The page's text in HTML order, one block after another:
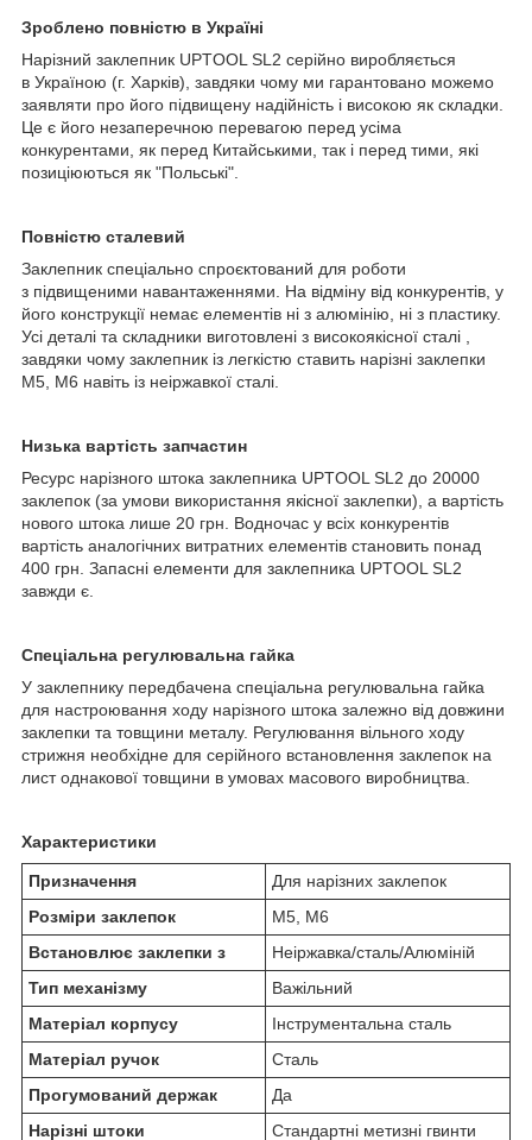
Зроблено повністю в Україні
Нарізний заклепник UPTOOL SL2 серійно виробляється
в Україною (г. Харків), завдяки чому ми гарантовано можемо
заявляти про його підвищену надійність і високою як складки.
Це є його незаперечною перевагою перед усіма
конкурентами, як перед Китайськими, так і перед тими, які
позиціюються як "Польські".
Повністю сталевий
Заклепник спеціально спроєктований для роботи
з підвищеними навантаженнями. На відміну від конкурентів, у
його конструкції немає елементів ні з алюмінію, ні з пластику.
Усі деталі та складники виготовлені з високоякісної сталі ,
завдяки чому заклепник із легкістю ставить нарізні заклепки
М5, М6 навіть із неіржавкої сталі.
Низька вартість запчастин
Ресурс нарізного штока заклепника UPTOOL SL2 до 20000
заклепок (за умови використання якісної заклепки), а вартість
нового штока лише 20 грн. Водночас у всіх конкурентів
вартість аналогічних витратних елементів становить понад
400 грн. Запасні елементи для заклепника UPTOOL SL2
завжди є.
Спеціальна регулювальна гайка
У заклепнику передбачена спеціальна регулювальна гайка
для настроювання ходу нарізного штока залежно від довжини
заклепки та товщини металу. Регулювання вільного ходу
стрижня необхідне для серійного встановлення заклепок на
лист однакової товщини в умовах масового виробництва.
Характеристики
Призначення
Для нарізних заклепок
Розміри заклепок
М5, М6
Встановлює заклепки з
Неіржавка/сталь/Алюміній
Тип механізму
Важільний
Матеріал корпусу
Інструментальна сталь
Матеріал ручок
Сталь
Прогумований держак
Да
Нарізні штоки
Стандартні метизні гвинти